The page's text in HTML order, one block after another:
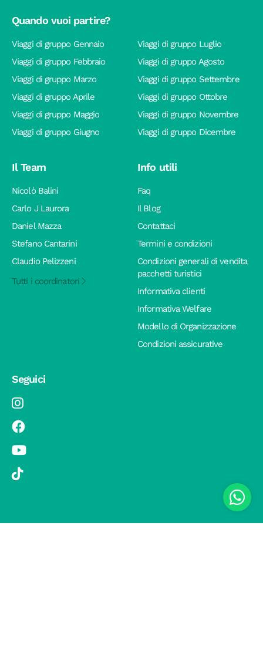
Quando vuoi partire?
Viaggi di gruppo Gennaio
Viaggi di gruppo Febbraio
Viaggi di gruppo Marzo
Viaggi di gruppo Aprile
Viaggi di gruppo Maggio
Viaggi di gruppo Giugno
Viaggi di gruppo Luglio
Viaggi di gruppo Agosto
Viaggi di gruppo Settembre
Viaggi di gruppo Ottobre
Viaggi di gruppo Novembre
Viaggi di gruppo Dicembre
Il Team
Nicolò Balini
Carlo J Laurora
Daniel Mazza
Stefano Cantarini
Claudio Pelizzeni
Tutti i coordinatori
Info utili
Faq
Il Blog
Contattaci
Termini e condizioni
Condizioni generali di vendita
pacchetti turistici
Informativa clienti
Informativa Welfare
Modello di Organizzazione
Condizioni assicurative
Seguici